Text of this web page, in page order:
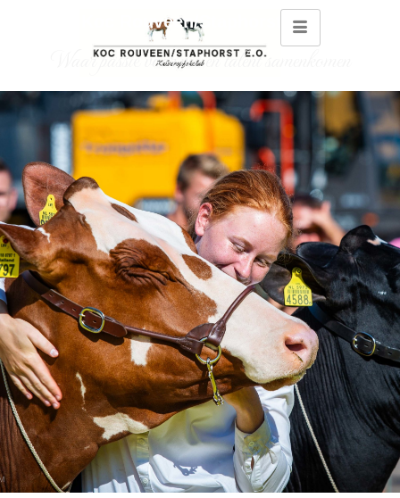
Koc Rouveen/Staphorst e.o.
Waar passie voor vee en talent samenkomen